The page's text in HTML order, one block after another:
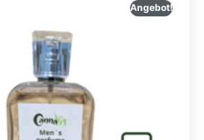
Angebot!